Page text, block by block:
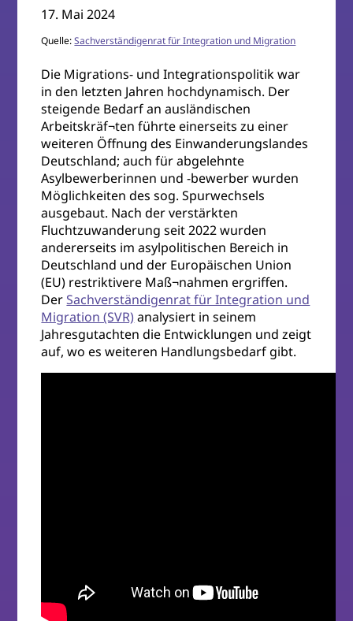
17. Mai 2024
Quelle:Sachverständigenrat für Integration und Migration
Die Migrations- und Integrationspolitik war
in den letzten Jahren hochdynamisch. Der
steigende Bedarf an ausländischen
Arbeitskräf¬ten führte einerseits zu einer
weiteren Öffnung des Einwanderungslandes
Deutschland; auch für abgelehnte
Asylbewerberinnen und -bewerber wurden
Möglichkeiten des sog. Spurwechsels
ausgebaut. Nach der verstärkten
Fluchtzuwanderung seit 2022 wurden
andererseits im asylpolitischen Bereich in
Deutschland und der Europäischen Union
(EU) restriktivere Maß¬nahmen ergriffen.
DerSachverständigenrat für Integration und
Migration (SVR)analysiert in seinem
Jahresgutachten die Entwicklungen und zeigt
auf, wo es weiteren Handlungsbedarf gibt.